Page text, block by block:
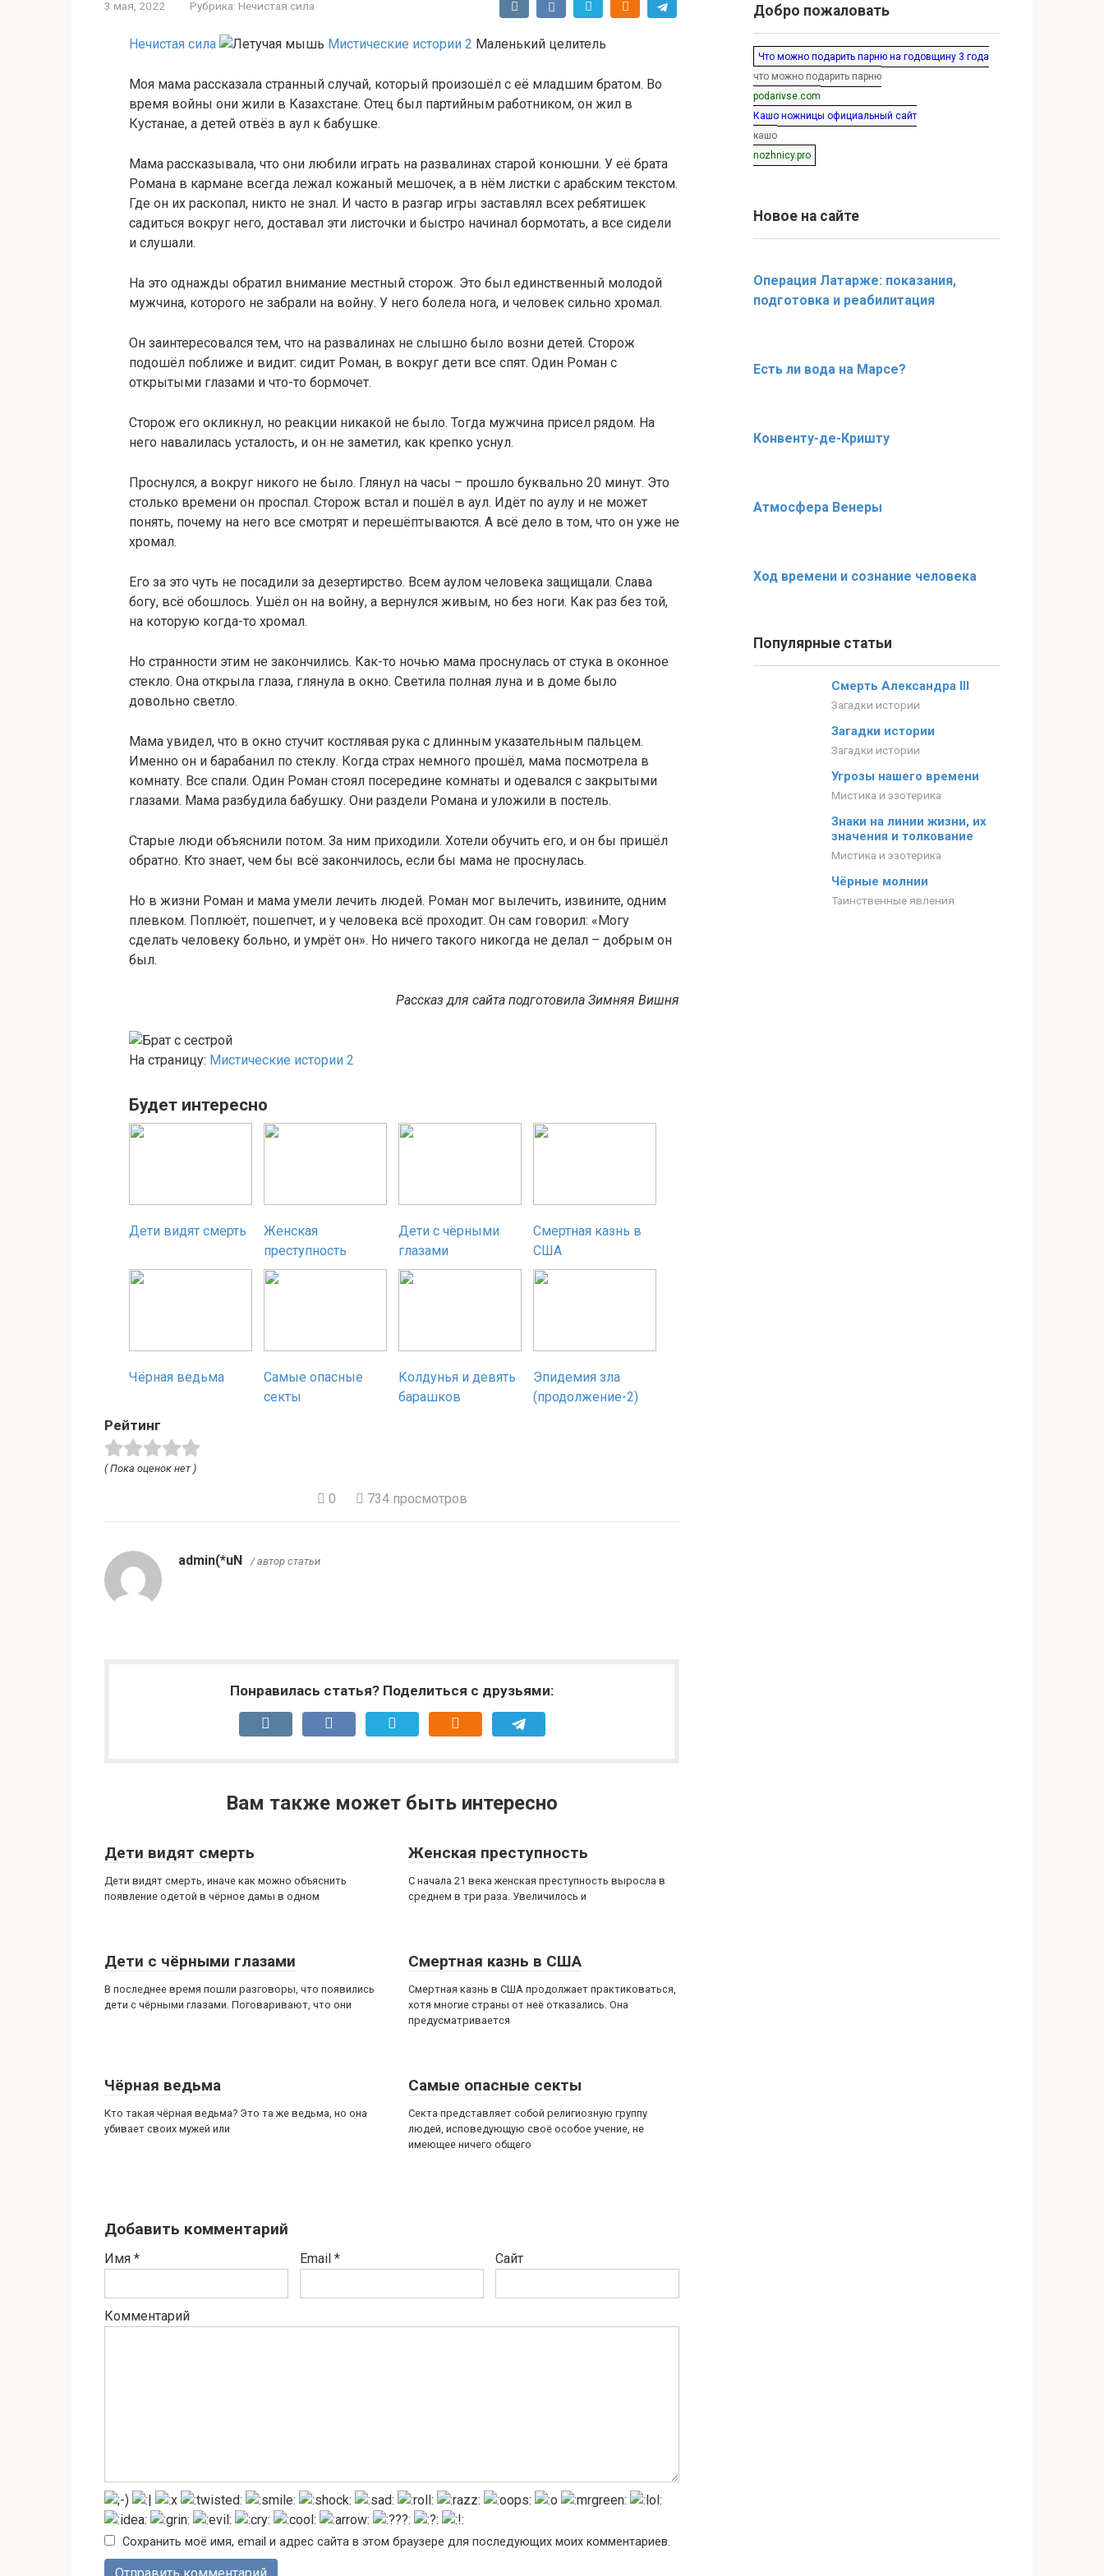
3 мая, 2022 Рубрика: Нечистая сила
Нечистая сила Мистические истории 2 Маленький целитель
Моя мама рассказала странный случай, который произошёл с её младшим братом. Во
время войны они жили в Казахстане. Отец был партийным работником, он жил в
Кустанае, а детей отвёз в аул к бабушке.
Мама рассказывала, что они любили играть на развалинах старой конюшни. У её брата
Романа в кармане всегда лежал кожаный мешочек, а в нём листки с арабским текстом.
Где он их раскопал, никто не знал. И часто в разгар игры заставлял всех ребятишек
садиться вокруг него, доставал эти листочки и быстро начинал бормотать, а все сидели
и слушали.
На это однажды обратил внимание местный сторож. Это был единственный молодой
мужчина, которого не забрали на войну. У него болела нога, и человек сильно хромал.
Он заинтересовался тем, что на развалинах не слышно было возни детей. Сторож
подошёл поближе и видит: сидит Роман, в вокруг дети все спят. Один Роман с
открытыми глазами и что-то бормочет.
Сторож его окликнул, но реакции никакой не было. Тогда мужчина присел рядом. На
него навалилась усталость, и он не заметил, как крепко уснул.
Проснулся, а вокруг никого не было. Глянул на часы – прошло буквально 20 минут. Это
столько времени он проспал. Сторож встал и пошёл в аул. Идёт по аулу и не может
понять, почему на него все смотрят и перешёптываются. А всё дело в том, что он уже не
хромал.
Его за это чуть не посадили за дезертирство. Всем аулом человека защищали. Слава
богу, всё обошлось. Ушёл он на войну, а вернулся живым, но без ноги. Как раз без той,
на которую когда-то хромал.
Но странности этим не закончились. Как-то ночью мама проснулась от стука в оконное
стекло. Она открыла глаза, глянула в окно. Светила полная луна и в доме было
довольно светло.
Мама увидел, что в окно стучит костлявая рука с длинным указательным пальцем.
Именно он и барабанил по стеклу. Когда страх немного прошёл, мама посмотрела в
комнату. Все спали. Один Роман стоял посередине комнаты и одевался с закрытыми
глазами. Мама разбудила бабушку. Они раздели Романа и уложили в постель.
Старые люди объяснили потом. За ним приходили. Хотели обучить его, и он бы пришёл
обратно. Кто знает, чем бы всё закончилось, если бы мама не проснулась.
Но в жизни Роман и мама умели лечить людей. Роман мог вылечить, извините, одним
плевком. Поплюёт, пошепчет, и у человека всё проходит. Он сам говорил: «Могу
сделать человеку больно, и умрёт он». Но ничего такого никогда не делал – добрым он
был.
Рассказ для сайта подготовила Зимняя Вишня
На страницу: Мистические истории 2
Будет интересно
Дети видят смерть
Женская
преступность
Дети с чёрными
глазами
Смертная казнь в
США
Чёрная ведьма
Самые опасные
секты
Колдунья и девять
барашков
Эпидемия зла
(продолжение-2)
Рейтинг
( Пока оценок нет )
0 734 просмотров
admin(*uN / автор статьи
Понравилась статья? Поделиться с друзьями:
Вам также может быть интересно
Дети видят смерть
Дети видят смерть, иначе как можно объяснить
появление одетой в чёрное дамы в одном
Женская преступность
С начала 21 века женская преступность выросла в
среднем в три раза. Увеличилось и
Дети с чёрными глазами
В последнее время пошли разговоры, что появились
дети с чёрными глазами. Поговаривают, что они
Смертная казнь в США
Смертная казнь в США продолжает практиковаться,
хотя многие страны от неё отказались. Она
предусматривается
Чёрная ведьма
Кто такая чёрная ведьма? Это та же ведьма, но она
убивает своих мужей или
Самые опасные секты
Секта представляет собой религиозную группу
людей, исповедующую своё особое учение, не
имеющее ничего общего
Добавить комментарий
Имя * Email * Сайт
Комментарий
Сохранить моё имя, email и адрес сайта в этом браузере для последующих моих комментариев.
Добро пожаловать
Что можно подарить парню на годовщину 3 года
что можно подарить парню
podarivse.com
Кашо ножницы официальный сайт
кашо
nozhnicy.pro
Новое на сайте
Операция Латарже: показания,
подготовка и реабилитация
Есть ли вода на Марсе?
Конвенту-де-Кришту
Атмосфера Венеры
Ход времени и сознание человека
Популярные статьи
Смерть Александра III
Загадки истории
Загадки истории
Загадки истории
Угрозы нашего времени
Мистика и эзотерика
Знаки на линии жизни, их
значения и толкование
Мистика и эзотерика
Чёрные молнии
Таинственные явления